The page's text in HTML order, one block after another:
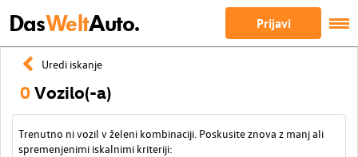
DasWeltAuto. Prijavi
Uredi iskanje
0Vozilo(-a)
Trenutno ni vozil v želeni kombinaciji. Poskusite znova z manj ali
spremenjenimi iskalnimi kriteriji: